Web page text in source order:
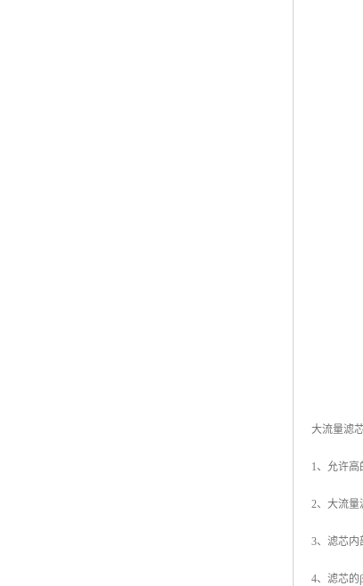
大流量滤
1、允许高
2、大流量
3、滤芯内
4、滤芯的